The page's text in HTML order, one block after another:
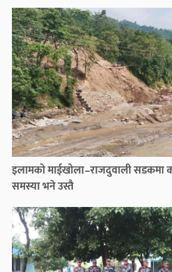
इलामको माईखोला–राजदुवाली सडकमा
समस्या भने उस्तै